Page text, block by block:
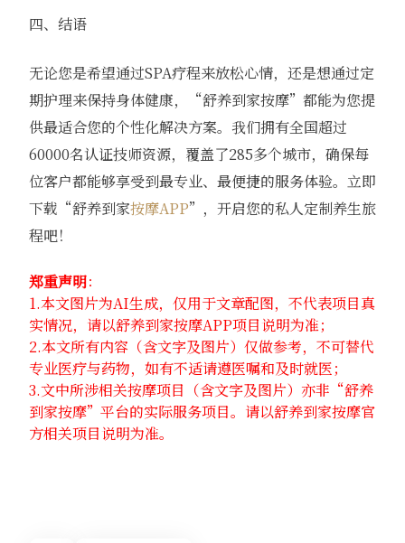
四、结语
无论您是希望通过SPA疗程来放松心情，还是想通过定
期护理来保持身体健康，“舒养到家按摩”都能为您提
供最适合您的个性化解决方案。我们拥有全国超过
60000名认证技师资源，覆盖了285多个城市，确保每
位客户都能够享受到最专业、最便捷的服务体验。立即
下载“舒养到家按摩APP”，开启您的私人定制养生旅
程吧！
郑重声明：
1.本文图片为AI生成，仅用于文章配图，不代表项目真
实情况，请以舒养到家按摩APP项目说明为准；
2.本文所有内容（含文字及图片）仅做参考，不可替代
专业医疗与药物，如有不适请遵医嘱和及时就医；
3.文中所涉相关按摩项目（含文字及图片）亦非“舒养
到家按摩”平台的实际服务项目。请以舒养到家按摩官
方相关项目说明为准。